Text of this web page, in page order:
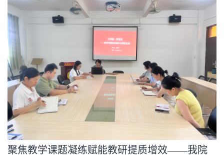
聚焦教学课题凝练赋能教研提质增效——我院